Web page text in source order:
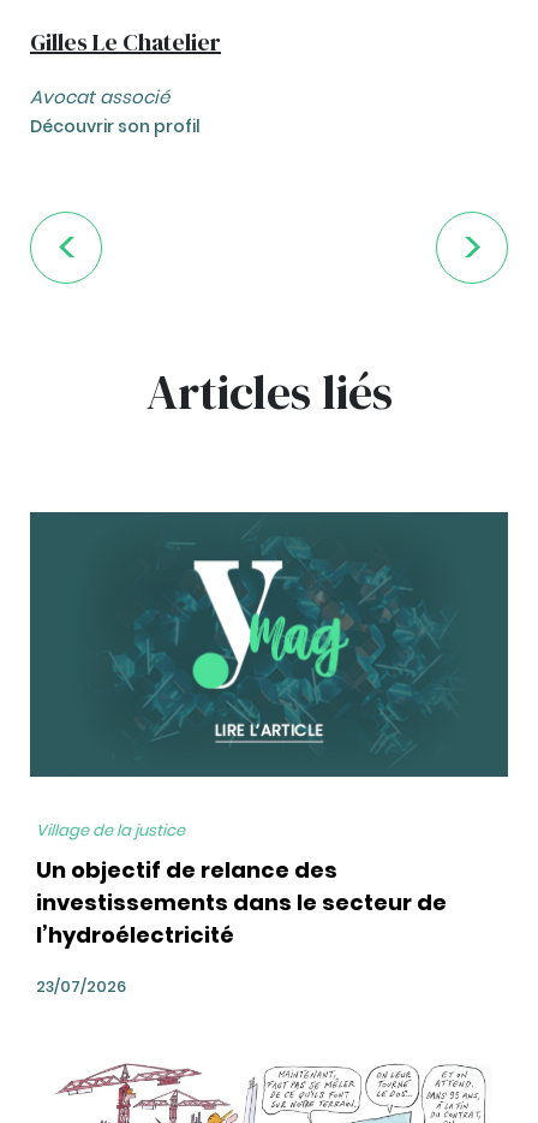
Gilles Le Chatelier
Avocat associé
Découvrir son profil
Articles liés
Village de la justice
Un objectif de relance des
investissements dans le secteur de
l’hydroélectricité
23/07/2026